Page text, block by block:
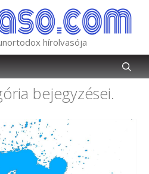
hírolvasója
bejegyzései.